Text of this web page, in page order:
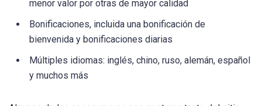
menor valor por otras de mayor calidad
Bonificaciones, incluida una bonificación de
bienvenida y bonificaciones diarias
Múltiples idiomas: inglés, chino, ruso, alemán, español
y muchos más